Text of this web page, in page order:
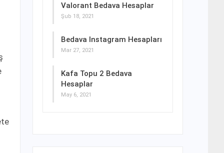
Valorant Bedava Hesaplar
Şub 18, 2021
Bedava Instagram Hesapları
Mar 27, 2021
Kafa Topu 2 Bedava
Hesaplar
May 6, 2021